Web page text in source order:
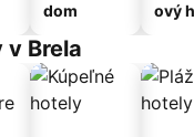
dom
ový
Brela